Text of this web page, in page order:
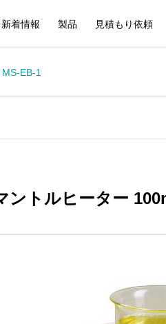
新着情報 製品 見積もり依頼
EB-1
ントルヒーター